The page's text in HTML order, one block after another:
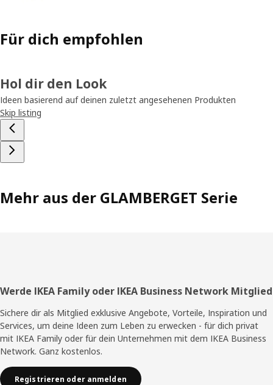
Für dich empfohlen
Hol dir den Look
Ideen basierend auf deinen zuletzt angesehenen Produkten
Skip listing
Mehr aus der GLAMBERGET Serie
Fußzeile
Werde IKEA Family oder IKEA Business Network Mitglied
Sichere dir als Mitglied exklusive Angebote, Vorteile, Inspiration und
Services, um deine Ideen zum Leben zu erwecken - für dich privat
mit IKEA Family oder für dein Unternehmen mit dem IKEA Business
Network. Ganz kostenlos.
Registrieren oder anmelden